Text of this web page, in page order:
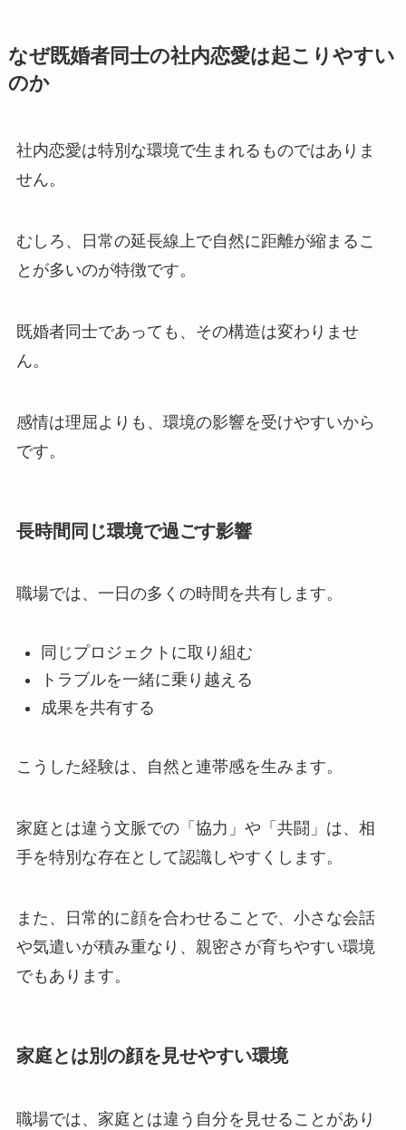
なぜ既婚者同士の社内恋愛は起こりやすい
のか
社内恋愛は特別な環境で生まれるものではありま
せん。
むしろ、日常の延長線上で自然に距離が縮まるこ
とが多いのが特徴です。
既婚者同士であっても、その構造は変わりませ
ん。
感情は理屈よりも、環境の影響を受けやすいから
です。
長時間同じ環境で過ごす影響
職場では、一日の多くの時間を共有します。
同じプロジェクトに取り組む
トラブルを一緒に乗り越える
成果を共有する
こうした経験は、自然と連帯感を生みます。
家庭とは違う文脈での「協力」や「共闘」は、相
手を特別な存在として認識しやすくします。
また、日常的に顔を合わせることで、小さな会話
や気遣いが積み重なり、親密さが育ちやすい環境
でもあります。
家庭とは別の顔を見せやすい環境
職場では、家庭とは違う自分を見せることがあり